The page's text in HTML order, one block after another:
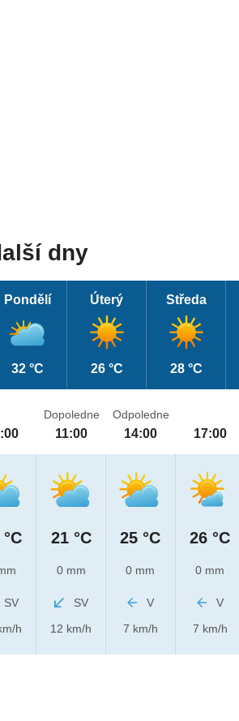
dny
Pondělí
32 °C
Úterý
26 °C
Středa
28 °C
SV
h
Dopoledne
11:00
21 °C
0 mm
SV
12 km/h
Odpoledne
14:00
25 °C
0 mm
V
7 km/h
17:00
26 °C
0 mm
V
7 km/h